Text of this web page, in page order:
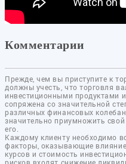
Комментарии
Прежде, чем вы приступите к
должны учесть, что торговля
инвестиционными продуктами
сопряжена со значительной
различных финансовых
значительно приумножить
его.
Каждому клиенту необходимо
факторы, оказывающие
курсов и стоимость